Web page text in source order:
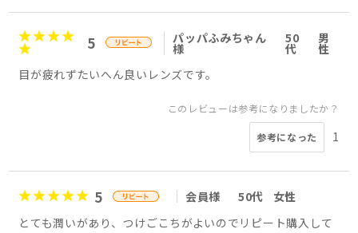
5 パッパふみちゃん
様
50
代
男
性
目が疲れずたいへん良いレンズです。
このレビューは参考になりましたか？
参考になった 1
5 会員様 50代
女性
とても潤いがあり、つけごこちがよいのでリピート購入して